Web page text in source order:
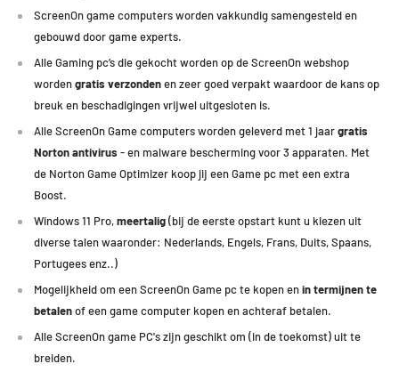
Guardians of the Galaxy:
50-60 FPS
70 FPS
Deze GamePC met de Nvidia Geforce RTX 2060 is ook uitermate
geschikt op Medium Settings (Medium - 1080p) en behaald daarop
minimaal 60 FPS met de volgende games:
Formule 1, New World, Resident Evil Village, Halo Infinite, Cyberpunk,
Assasins Creed Valhalla, Red Dead Redemption 2 en Battlefield 2042.
ScreenOn game computers worden vakkundig samengesteld en
gebouwd door game experts.
Alle Gaming pc’s die gekocht worden op de ScreenOn webshop
wordengratis verzondenen zeer goed verpakt waardoor de kans op
breuk en beschadigingen vrijwel uitgesloten is.
Alle ScreenOn Game computers worden geleverd met 1 jaargratis
Norton antivirus - en malware bescherming voor 3 apparaten. Met
de Norton Game Optimizer koop jij een Game pc met een extra
Boost.
Windows 11 Pro,meertalig(bij de eerste opstart kunt u kiezen uit
diverse talen waaronder: Nederlands, Engels, Frans, Duits, Spaans,
Portugees enz..)
Mogelijkheid om een ScreenOn Game pc te kopen enin termijnen te
betalenof een game computer kopen en achteraf betalen.
Alle ScreenOn game PC's zijn geschikt om (in de toekomst) uit te
breiden.